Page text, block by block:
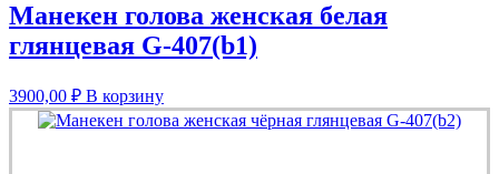
Манекен голова женская белая
глянцевая G-407(b1)
3900,00 ₽ В корзину